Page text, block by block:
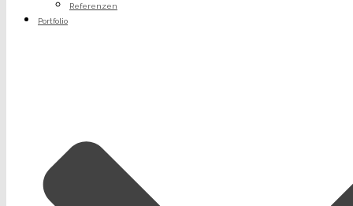
Referenzen
Portfolio